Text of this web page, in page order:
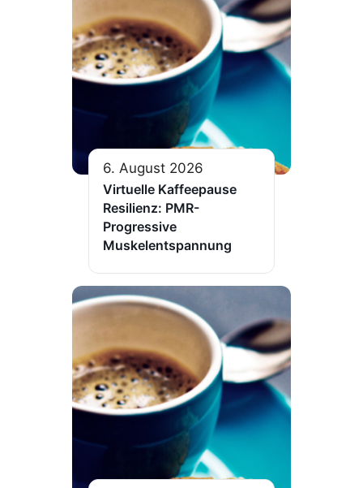
6. August 2026
Virtuelle Kaffeepause
Resilienz: PMR-
Progressive
Muskelentspannung